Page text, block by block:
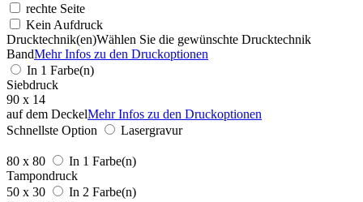
rechte Seite
Kein Aufdruck
Drucktechnik(en)Wählen Sie die gewünschte Drucktechnik
BandMehr Infos zu den Druckoptionen
In 1 Farbe(n)
Siebdruck
90 x 14
auf dem DeckelMehr Infos zu den Druckoptionen
Schnellste Option
Lasergravur
80 x 80
In 1 Farbe(n)
Tampondruck
50 x 30
In 2 Farbe(n)